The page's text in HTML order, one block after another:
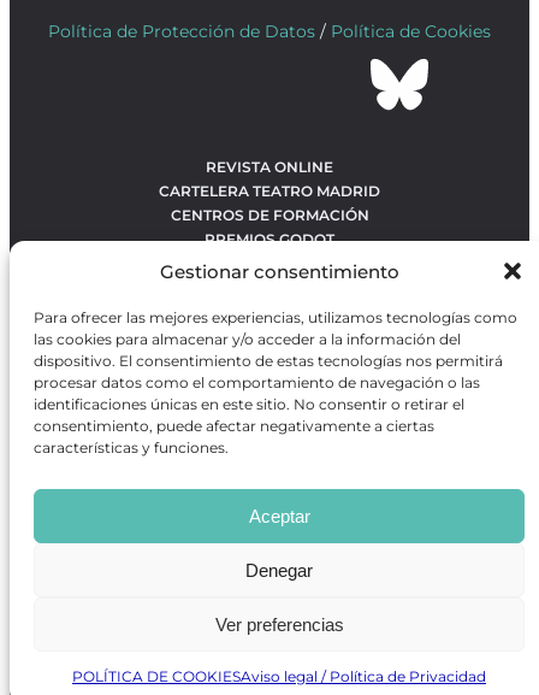
Gestionar consentimiento
Para ofrecer las mejores experiencias, utilizamos tecnologías como
las cookies para almacenar y/o acceder a la información del
dispositivo. El consentimiento de estas tecnologías nos permitirá
procesar datos como el comportamiento de navegación o las
identificaciones únicas en este sitio. No consentir o retirar el
consentimiento, puede afectar negativamente a ciertas
características y funciones.
Aceptar
Denegar
Ver preferencias
POLÍTICA DE COOKIESAviso legal / Política de Privacidad
Política de Protección de Datos / Política de Cookies
REVISTA ONLINE
CARTELERA TEATRO MADRID
CENTROS DE FORMACIÓN
PREMIOS GODOT
CONTACTO
OBRAS MÁS VOTADAS
RANKING MEJORES OBRAS
BÚSQUEDA AVANZADA DE OBRAS
Revista GODOTes una revista independiente especializada
en información sobre artes escénicas de Madrid, gratuita y
que se distribuye en espacios escénicos, además de otros
puntos de interés turístico y de ocio de la capital.
Desarrollado por Precise Future